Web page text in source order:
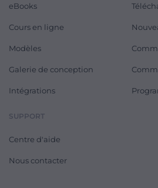
eBooks
Cours en ligne
Modèles
Galerie de conception
Intégrations
SUPPORT
Centre d'aide
Nous contacter